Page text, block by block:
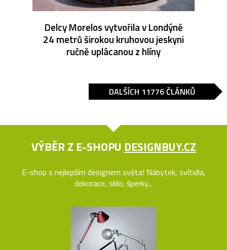
Delcy Morelos vytvořila v Londýně
24 metrů širokou kruhovou jeskyni
ručně uplácanou z hlíny
DALŠÍCH 11776 ČLÁNKŮ
VÝBĚR Z E-SHOPU DESIGNBUY.CZ
E-shop s nejlepším designem světa! Nábytek, svítidla,
dekorace, sklo, šperky...